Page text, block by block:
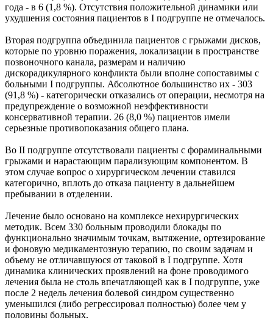
года - в 6 (1,8 %). Отсутствия положительной динамики или
ухудшения состояния пациентов в I подгруппе не отмечалось.
Вторая подгруппа объединила пациентов с грыжами дисков,
которые по уровню поражения, локализации в пространстве
позвоночного канала, размерам и наличию
дискорадикулярного конфликта были вполне сопоставимы с
больными I подгруппы. Абсолютное большинство их - 303
(91,8 %) - категорически отказались от операции, несмотря на
предупреждение о возможной неэффективности
консервативной терапии. 26 (8,0 %) пациентов имели
серьезные противопоказания общего плана.
Во II подгруппе отсутствовали пациенты с фораминальными
грыжами и нарастающим парализующим компонентом. В
этом случае вопрос о хирургическом лечении ставился
категорично, вплоть до отказа пациенту в дальнейшем
пребывании в отделении.
Лечение было основано на комплексе нехирургических
методик. Всем 330 больным проводили блокады по
функционально значимым точкам, вытяжение, ортезирование
и фоновую медикаментозную терапию, по своим задачам и
объему не отличавшуюся от таковой в I подгруппе. Хотя
динамика клинических проявлений на фоне проводимого
лечения была не столь впечатляющей как в I подгруппе, уже
после 2 недель лечения болевой синдром существенно
уменьшился (либо регрессировал полностью) более чем у
половины больных.